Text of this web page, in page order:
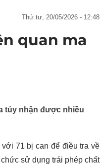
thứ tư, 20/05/2026 - 12:48
quan ma
túy nhận được nhiều
71 bị can để điều tra về
sử dụng trái phép chất